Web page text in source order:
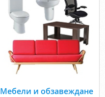
Мебели и обзавеждане